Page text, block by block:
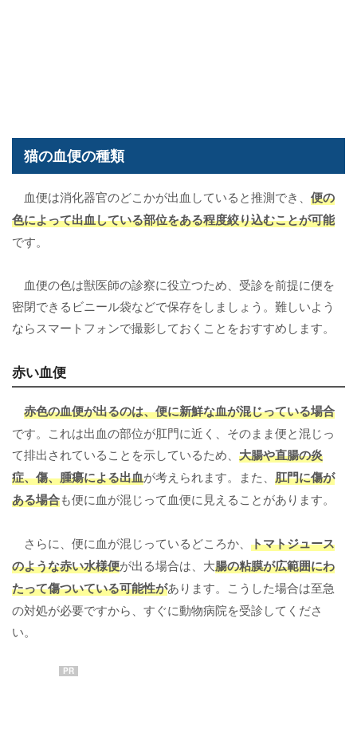
猫の血便の種類
血便は消化器官のどこかが出血していると推測でき、 便の
色によって出血している部位をある程度絞り込むことが可能
です。
血便の色は獣医師の診察に役立つため、受診を前提に便を
密閉できるビニール袋などで保存をしましょう。難しいよう
ならスマートフォンで撮影しておくことをおすすめします。
赤い血便
赤色の血便が出るのは、便に新鮮な血が混じっている場合
です。これは出血の部位が肛門に近く、そのまま便と混じっ
て排出されていることを示しているため、 大腸や直腸の炎
症、傷、腫瘍による出血が考えられます。また、 肛門に傷が
ある場合も便に血が混じって血便に見えることがあります。
さらに、便に血が混じっているどころか、 トマトジュース
のような赤い水様便が出る場合は、大腸の粘膜が広範囲にわ
たって傷ついている可能性があります。こうした場合は至急
の対処が必要ですから、すぐに動物病院を受診してくださ
い。
PR